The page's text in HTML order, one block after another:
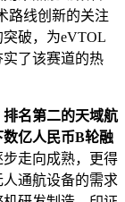
路线创新的关注
破，为eVTOL
了该赛道的热
排名第二的天域航
亿人民币B轮融
走向成熟，更得
通航设备的需求